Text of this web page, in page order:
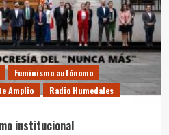
Feminismo autónomo
Amplio Radio Humedales
institucional